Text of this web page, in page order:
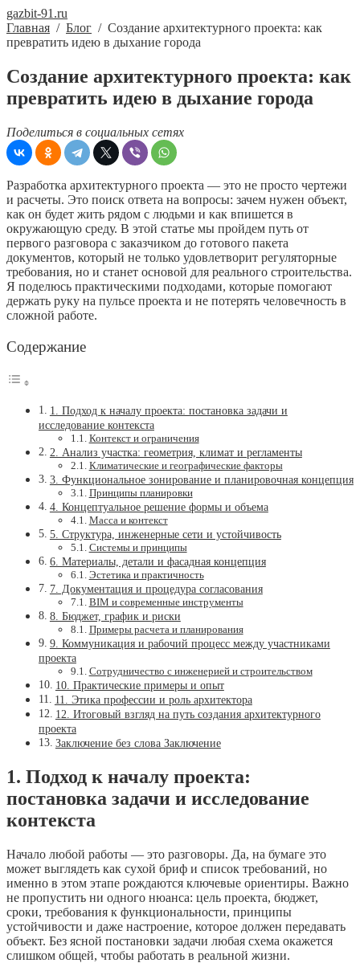
gazbit-91.ru
Главная / Блог / Создание архитектурного проекта: как
превратить идею в дыхание города
Создание архитектурного проекта: как
превратить идею в дыхание города
Поделиться в социальных сетях
Разработка архитектурного проекта — это не просто чертежи
и расчеты. Это поиск ответа на вопросы: зачем нужен объект,
как он будет жить рядом с людьми и как впишется в
окружающую среду. В этой статье мы пройдем путь от
первого разговора с заказчиком до готового пакета
документов, который не только удовлетворит регуляторные
требования, но и станет основой для реального строительства.
Я поделюсь практическими подходами, которые помогают
держать руку на пульсе проекта и не потерять человечность в
сложной работе.
Содержание
1. Подход к началу проекта: постановка задачи и
исследование контекста
Контекст и ограничения
2. Анализ участка: геометрия, климат и регламенты
Климатические и географические факторы
3. Функциональное зонирование и планировочная концепция
Принципы планировки
4. Концептуальное решение формы и объема
Масса и контекст
5. Структура, инженерные сети и устойчивость
Системы и принципы
6. Материалы, детали и фасадная концепция
Эстетика и практичность
7. Документация и процедура согласования
BIM и современные инструменты
8. Бюджет, график и риски
Примеры расчета и планирования
9. Коммуникация и рабочий процесс между участниками
проекта
Сотрудничество с инженерией и строительством
10. Практические примеры и опыт
11. Этика профессии и роль архитектора
12. Итоговый взгляд на путь создания архитектурного
проекта
Заключение без слова Заключение
1. Подход к началу проекта:
постановка задачи и исследование
контекста
Начало любой работы — это разговоры. Да, на бумаге это
может выглядеть как сухой бриф и список требований, но
именно в этом этапе рождаются ключевые ориентиры. Важно
не пропустить ни одного нюанса: цель проекта, бюджет,
сроки, требования к функциональности, принципы
устойчивости и даже настроение, которое должен передавать
объект. Без ясной постановки задачи любая схема окажется
слишком общей, чтобы работать в реальной жизни.